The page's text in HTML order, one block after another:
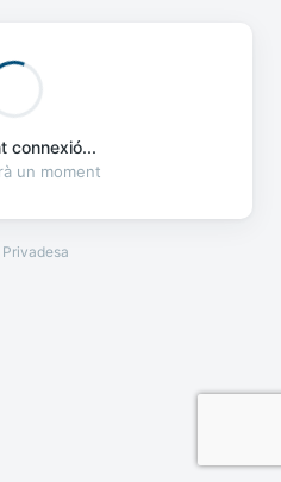
connexió...
un moment
Privadesa